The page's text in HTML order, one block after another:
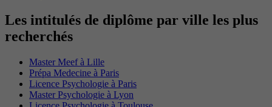
Les intitulés de diplôme par ville les plus
recherchés
Master Meef à Lille
Prépa Medecine à Paris
Licence Psychologie à Paris
Master Psychologie à Lyon